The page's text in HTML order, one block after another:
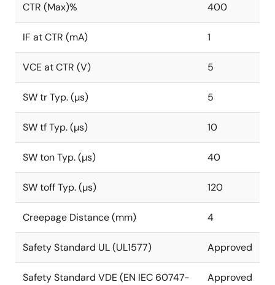
CTR (Max)% 400
IF at CTR (mA) 1
VCE at CTR (V) 5
SW tr Typ. (µs) 5
SW tf Typ. (µs) 10
SW ton Typ. (µs) 40
SW toff Typ. (µs) 120
Creepage Distance (mm) 4
Safety Standard UL (UL1577) Approved
Safety Standard VDE (EN IEC 60747-
Approved